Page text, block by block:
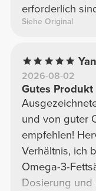
erforderlich
Siehe Original
2026-08-02
Gutes Produkt
und von guter
empfehlen!
Verhältnis, ich
Omega-3-
Dosierung und